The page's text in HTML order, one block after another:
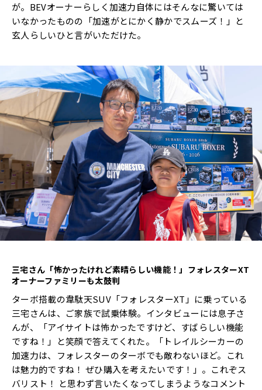
が。BEVオーナーらしく加速力自体にはそんなに驚いては
いなかったものの「加速がとにかく静かでスムーズ！」と
玄人らしいひと言がいただけた。
三宅さん「怖かったけれど素晴らしい機能！」フォレスターXT
オーナーファミリーも太鼓判
ターボ搭載の韋駄天SUV「フォレスターXT」に乗っている
三宅さんは、ご家族で試乗体験。インタビューには息子さ
んが、「アイサイトは怖かったですけど、すばらしい機能
ですね！」と笑顔で答えてくれた。「トレイルシーカーの
加速力は、フォレスターのターボでも敵わないほど。これ
は魅力的ですね！ ぜひ購入を考えたいです！」。これぞス
バリスト！ と思わず言いたくなってしまうようなコメント